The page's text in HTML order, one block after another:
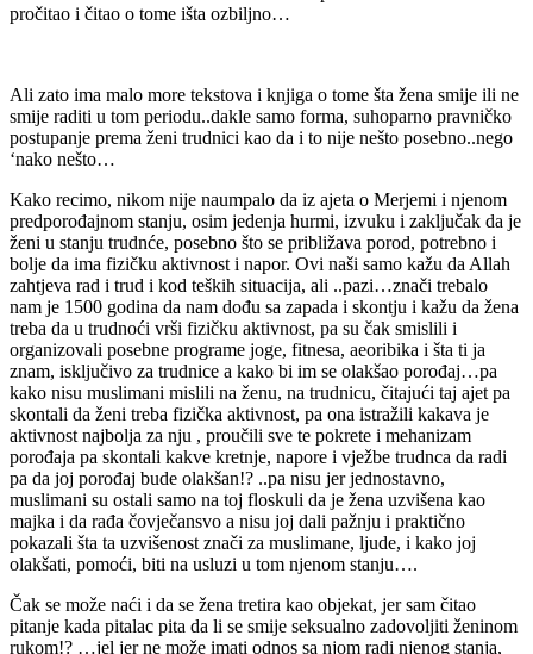
pročitao i čitao o tome išta ozbiljno…
Ali zato ima malo more tekstova i knjiga o tome šta žena smije ili ne
smije raditi u tom periodu..dakle samo forma, suhoparno pravničko
postupanje prema ženi trudnici kao da i to nije nešto posebno..nego
‘nako nešto…
Kako recimo, nikom nije naumpalo da iz ajeta o Merjemi i njenom
predporođajnom stanju, osim jedenja hurmi, izvuku i zaključak da je
ženi u stanju trudnće, posebno što se približava porod, potrebno i
bolje da ima fizičku aktivnost i napor. Ovi naši samo kažu da Allah
zahtjeva rad i trud i kod teških situacija, ali ..pazi…znači trebalo
nam je 1500 godina da nam dođu sa zapada i skontju i kažu da žena
treba da u trudnoći vrši fizičku aktivnost, pa su čak smislili i
organizovali posebne programe joge, fitnesa, aeoribika i šta ti ja
znam, isključivo za trudnice a kako bi im se olakšao porođaj…pa
kako nisu muslimani mislili na ženu, na trudnicu, čitajući taj ajet pa
skontali da ženi treba fizička aktivnost, pa ona istražili kakava je
aktivnost najbolja za nju , proučili sve te pokrete i mehanizam
porođaja pa skontali kakve kretnje, napore i vježbe trudnca da radi
pa da joj porođaj bude olakšan!? ..pa nisu jer jednostavno,
muslimani su ostali samo na toj floskuli da je žena uzvišena kao
majka i da rađa čovječansvo a nisu joj dali pažnju i praktično
pokazali šta ta uzvišenost znači za muslimane, ljude, i kako joj
olakšati, pomoći, biti na usluzi u tom njenom stanju….
Čak se može naći i da se žena tretira kao objekat, jer sam čitao
pitanje kada pitalac pita da li se smije seksualno zadovoljiti ženinom
rukom!? …jel jer ne može imati odnos sa njom radi njenog stanja,